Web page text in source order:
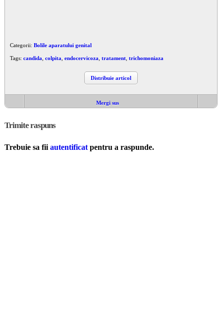
Categorii: Bolile aparatului genital
Tags: candida colpita endocervicoza tratament trichomoniaza
Distribuie articol
Mergi sus
Trimite raspuns
Trebuie sa fii autentificat pentru a raspunde.